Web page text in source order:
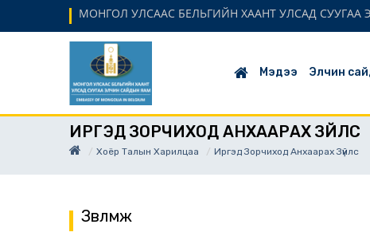
МОНГОЛ УЛСААС БЕЛЬГИЙН ХААНТ УЛСАД СУУГАА
Мэдээ Элчин
ИРГЭД ЗОРЧИХОД АНХААРАХ ЗҮЙЛС
Хоёр Талын Харилцаа Иргэд Зорчиход Анхаарах Зүйлс
Зөвлөмж